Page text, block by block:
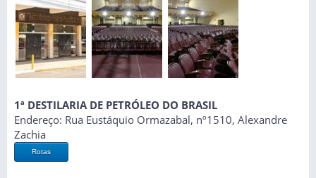
1ª DESTILARIA DE PETRÓLEO DO BRASIL
Endereço: Rua Eustáquio Ormazabal, nº1510, Alexandre
Zachia
Rotas